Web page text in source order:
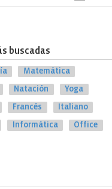
buscadas
Matemática
Natación Yoga
Francés Italiano
Informática Office